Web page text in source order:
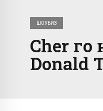
ШОУБИЗ
Cher го
Donald